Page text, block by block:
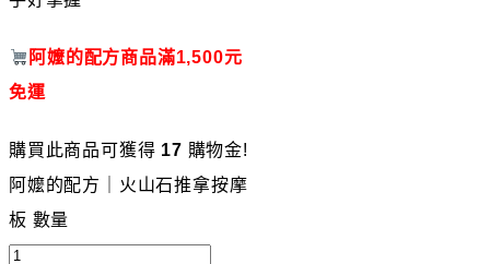
阿嬤的配方商品滿1,500元
免運
購買此商品可獲得 17 購物金!
阿嬤的配方｜火山石推拿按摩
板 數量